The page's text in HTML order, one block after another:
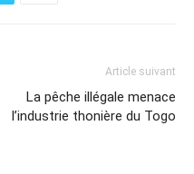
Article suivant
La pêche illégale menace
l’industrie thonière du Togo